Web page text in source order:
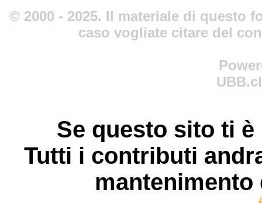
© 2000 - 2025. Il materiale di questo
caso vogliate citare del
Se questo sito ti
Tutti i contributi